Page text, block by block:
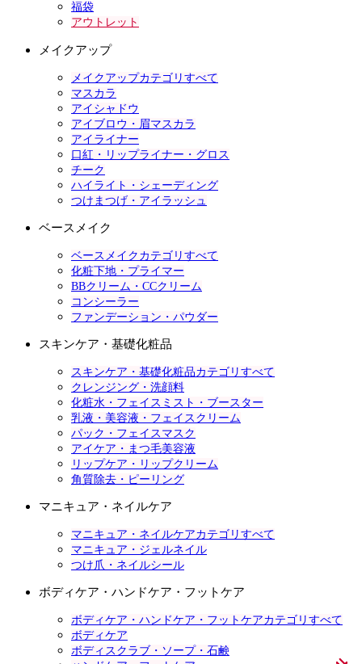
福袋
アウトレット
メイクアップ
メイクアップカテゴリすべて
マスカラ
アイシャドウ
アイブロウ・眉マスカラ
アイライナー
口紅・リップライナー・グロス
チーク
ハイライト・シェーディング
つけまつげ・アイラッシュ
ベースメイク
ベースメイクカテゴリすべて
化粧下地・プライマー
BBクリーム・CCクリーム
コンシーラー
ファンデーション・パウダー
スキンケア・基礎化粧品
スキンケア・基礎化粧品カテゴリすべて
クレンジング・洗顔料
化粧水・フェイスミスト・ブースター
乳液・美容液・フェイスクリーム
パック・フェイスマスク
アイケア・まつ毛美容液
リップケア・リップクリーム
角質除去・ピーリング
マニキュア・ネイルケア
マニキュア・ネイルケアカテゴリすべて
マニキュア・ジェルネイル
つけ爪・ネイルシール
ボディケア・ハンドケア・フットケア
ボディケア・ハンドケア・フットケアカテゴリすべて
ボディケア
ボディスクラブ・ソープ・石鹸